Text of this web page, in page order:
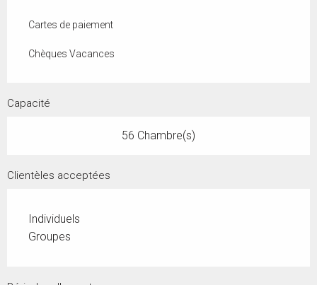
Cartes de paiement
Chèques Vacances
Capacité
56 Chambre(s)
Clientèles acceptées
Individuels
Groupes